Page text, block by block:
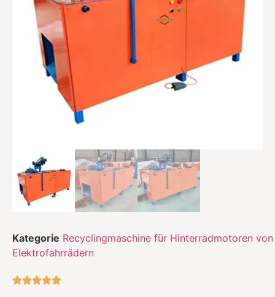
Kategorie Recyclingmaschine für Hinterradmotoren von
Elektrofahrrädern
